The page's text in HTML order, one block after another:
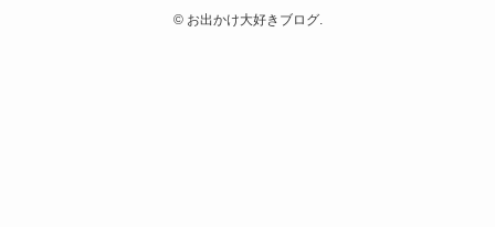
©お出かけ大好きブログ.